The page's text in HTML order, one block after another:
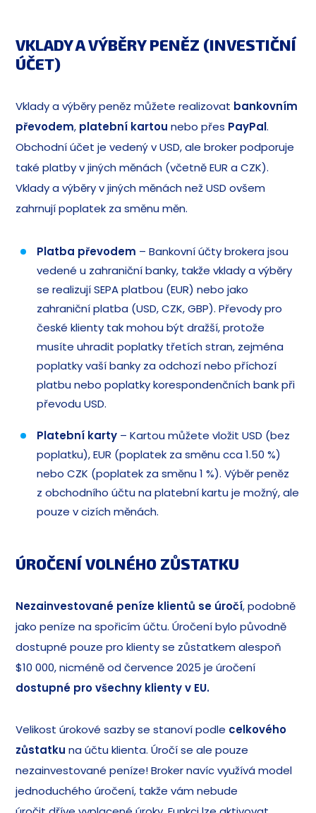
VKLADY A VÝBĚRY PENĚZ (INVESTIČNÍ
ÚČET)
Vklady a výběry peněz můžete realizovat bankovním
převodem, platební kartou nebo přes PayPal.
Obchodní účet je vedený v USD, ale broker podporuje
také platby v jiných měnách (včetně EUR a CZK).
Vklady a výběry v jiných měnách než USD ovšem
zahrnují poplatek za směnu měn.
Platba převodem – Bankovní účty brokera jsou
vedené u zahraniční banky, takže vklady a výběry
se realizují SEPA platbou (EUR) nebo jako
zahraniční platba (USD, CZK, GBP). Převody pro
české klienty tak mohou být dražší, protože
musíte uhradit poplatky třetích stran, zejména
poplatky vaší banky za odchozí nebo příchozí
platbu nebo poplatky korespondenčních bank při
převodu USD.
Platební karty – Kartou můžete vložit USD (bez
poplatku), EUR (poplatek za směnu cca 1.50 %)
nebo CZK (poplatek za směnu 1 %). Výběr peněz
z obchodního účtu na platební kartu je možný, ale
pouze v cizích měnách.
ÚROČENÍ VOLNÉHO ZŮSTATKU
Nezainvestované peníze klientů se úročí, podobně
jako peníze na spořicím účtu. Úročení bylo původně
dostupné pouze pro klienty se zůstatkem alespoň
$10 000, nicméně od července 2025 je úročení
dostupné pro všechny klienty v EU.
Velikost úrokové sazby se stanoví podle celkového
zůstatku na účtu klienta. Úročí se ale pouze
nezainvestované peníze! Broker navíc využívá model
jednoduchého úročení, takže vám nebude